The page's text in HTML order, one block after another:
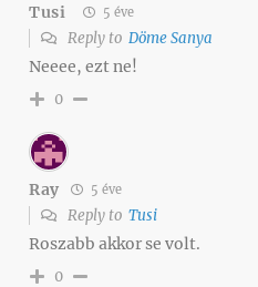
Tusi 5 éve
Reply to Döme Sanya
Neeee, ezt ne!
0
Ray 5 éve
Reply to Tusi
Roszabb akkor se volt.
0